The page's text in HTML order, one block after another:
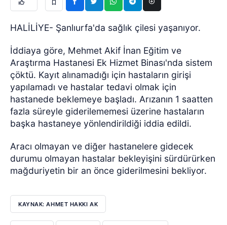
HALİLİYE- Şanlıurfa'da sağlık çilesi yaşanıyor.
İddiaya göre, Mehmet Akif İnan Eğitim ve
Araştırma Hastanesi Ek Hizmet Binası'nda sistem
çöktü. Kayıt alınamadığı için hastaların girişi
yapılamadı ve hastalar tedavi olmak için
hastanede beklemeye başladı. Arızanın 1 saatten
fazla süreyle giderilememesi üzerine hastaların
başka hastaneye yönlendirildiği iddia edildi.
Aracı olmayan ve diğer hastanelere gidecek
durumu olmayan hastalar bekleyişini sürdürürken
mağduriyetin bir an önce giderilmesini bekliyor.
KAYNAK: AHMET HAKKI AK